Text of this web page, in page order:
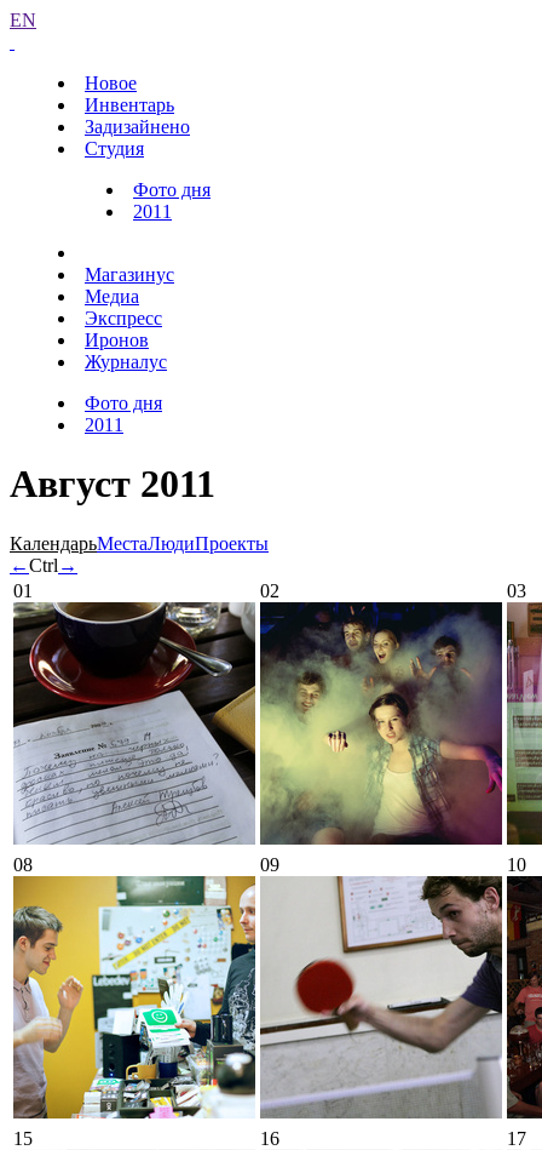
EN
Новое
Инвентарь
Задизайнено
Студия
Фото дня
2011
Магазинус
Медиа
Экспресс
Иронов
Журналус
Фото дня
2011
Август 2011
КалендарьМестаЛюдиПроекты
←Ctrl →
01
02 03
08 09 10
15 16 17